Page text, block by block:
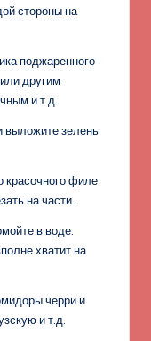
стороны на
поджаренного
другим
и т.д.
выложите зелень
красочного филе
на части.
в воде.
хватит на
черри и
и т.д.